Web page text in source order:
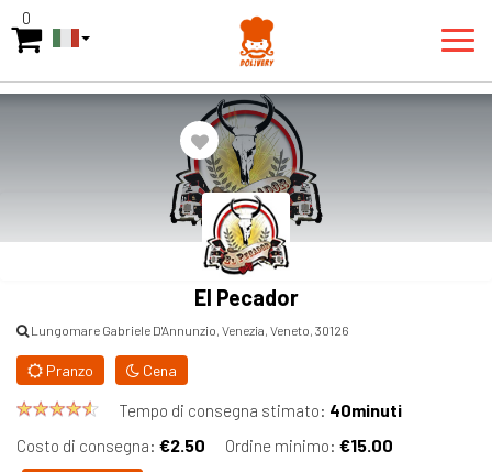
0
El Pecador
Lungomare Gabriele D'Annunzio, Venezia, Veneto, 30126
Pranzo Cena
Tempo di consegna stimato: 40minuti
Costo di consegna: €2.50 Ordine minimo: €15.00